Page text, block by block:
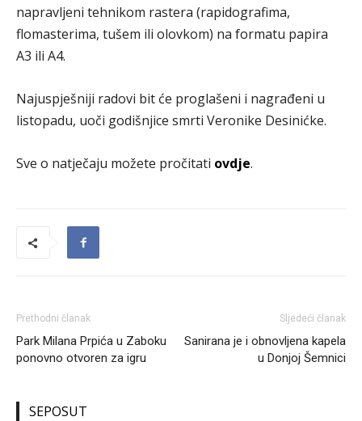
napravljeni tehnikom rastera (rapidografima,
flomasterima, tušem ili olovkom) na formatu papira
A3 ili A4.
Najuspješniji radovi bit će proglašeni i nagrađeni u
listopadu, uoči godišnjice smrti Veronike Desinićke.
Sve o natječaju možete pročitati ovdje.
Prethodni članak
Park Milana Prpića u Zaboku
ponovno otvoren za igru
Sljedeći članak
Sanirana je i obnovljena kapela
u Donjoj Šemnici
SEPOSUT